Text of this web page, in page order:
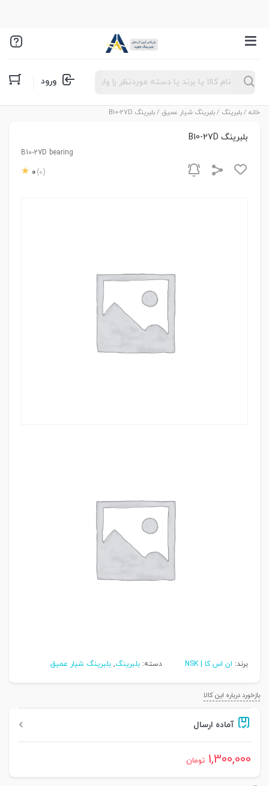
Products
search ورود
خانه /بلبرینگ /بلبرینگ شیار عمیق / بلبرینگ B10-27D
بلبرینگ B10-27D
B10-27D bearing
0 (0)
برند: ان اس کا | NSK دسته:بلبرینگ,بلبرینگ شیار عمیق
بازخورد درباره این کالا
آماده ارسال
1,300,000 تومان